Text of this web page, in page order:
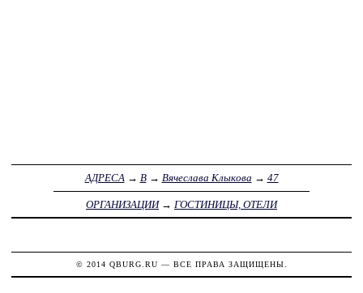
АДРЕСА→ В→ Вячеслава Клыкова → 47
ОРГАНИЗАЦИИ→ ГОСТИНИЦЫ, ОТЕЛИ
© 2014 QBURG.RU — ВСЕ ПРАВА ЗАЩИЩЕНЫ.